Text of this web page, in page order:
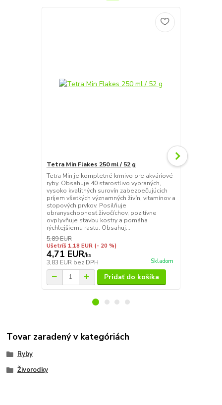
Tetra Min Flakes 250 ml / 52 g
Tetra Min je kompletné krmivo pre akváriové
ryby. Obsahuje 40 starostlivo vybraných,
vysoko kvalitných surovín zabezpečujúcich
príjem všetkých významných živín, vitamínov a
stopových prvkov. Posilňuje
obranyschopnosť živočíchov, pozitívne
ovplyvňuje stavbu kostry a pomáha
rýchlejšiemu rastu. Obsahuj...
5,89 EUR
Ušetríš 1,18 EUR (- 20 %)
4,71 EUR/ks
3,83 EUR bez DPH Skladom
Pridať do košíka
Tropical
Tovar zaradený v kategóriách
Ryby
Živorodky